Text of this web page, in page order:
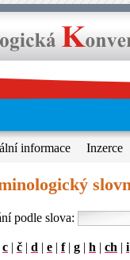
informace
Inzerce
podle slova:
c | č | d | e | f| g | h | ch | i